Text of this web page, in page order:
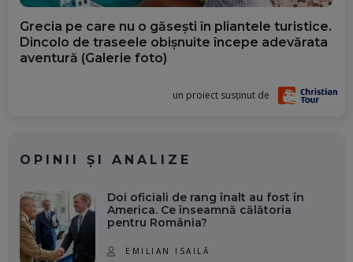
Grecia pe care nu o găsești în pliantele turistice.
Dincolo de traseele obișnuite începe adevărata
aventură (Galerie foto)
un proiect susținut de
OPINII ȘI ANALIZE
Doi oficiali de rang înalt au fost în
America. Ce înseamnă călătoria
pentru România?
EMILIAN ISAILĂ